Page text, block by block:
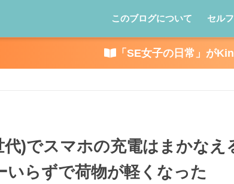
このブログについて セル
「SE女子の日常」が
)でスマホの充電はまかなえ
いらずで荷物が軽くなった